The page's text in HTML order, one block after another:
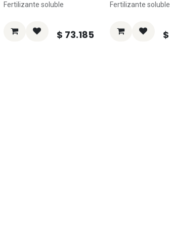
Fertilizante soluble
$ 73.185
Fertilizante soluble
$